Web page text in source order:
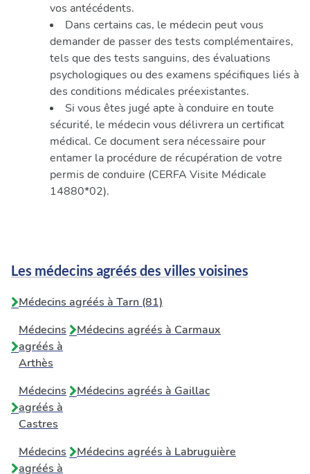
vos antécédents.
Dans certains cas, le médecin peut vous
demander de passer des tests complémentaires,
tels que des tests sanguins, des évaluations
psychologiques ou des examens spécifiques liés à
des conditions médicales préexistantes.
Si vous êtes jugé apte à conduire en toute
sécurité, le médecin vous délivrera un certificat
médical. Ce document sera nécessaire pour
entamer la procédure de récupération de votre
permis de conduire (CERFA Visite Médicale
14880*02).
Les médecins agréés des villes voisines
Médecins agréés à Tarn (81)
Médecins
agréés à
Arthès
Médecins agréés à Carmaux
Médecins
agréés à
Castres
Médecins agréés à Gaillac
Médecins
agréés à
Médecins agréés à Labruguière